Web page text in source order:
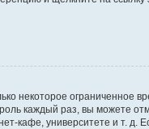
некоторое ограниченное
каждый раз, вы можете
кафе, университете и т. д.